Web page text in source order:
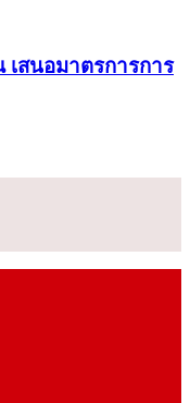
เสนอมาตรการการ